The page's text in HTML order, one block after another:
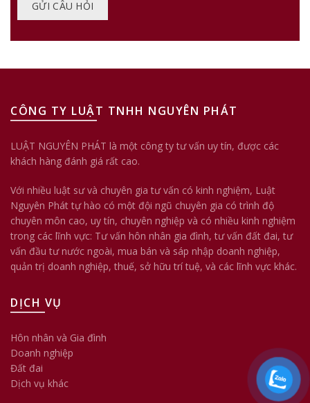
CÔNG TY LUẬT TNHH NGUYÊN PHÁT
LUẬT NGUYÊN PHÁT là một công ty tư vấn uy tín, được các
khách hàng đánh giá rất cao.
Với nhiều luật sư và chuyên gia tư vấn có kinh nghiệm, Luật
Nguyên Phát tự hào có một đội ngũ chuyên gia có trình độ
chuyên môn cao, uy tín, chuyên nghiệp và có nhiều kinh nghiệm
trong các lĩnh vực: Tư vấn hôn nhân gia đình, tư vấn đất đai, tư
vấn đầu tư nước ngoài, mua bán và sáp nhập doanh nghiệp,
quản trị doanh nghiệp, thuế, sở hữu trí tuệ, và các lĩnh vực khác.
DỊCH VỤ
Hôn nhân và Gia đình
Doanh nghiệp
Đất đai
Dịch vụ khác